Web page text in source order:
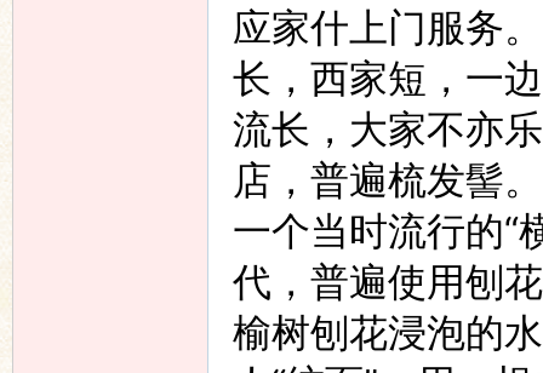
应家什上门服务
长，西家短，一
流长，大家不亦
店，普遍梳发髻
一个当时流行的“
代，普遍使用刨
榆树刨花浸泡的